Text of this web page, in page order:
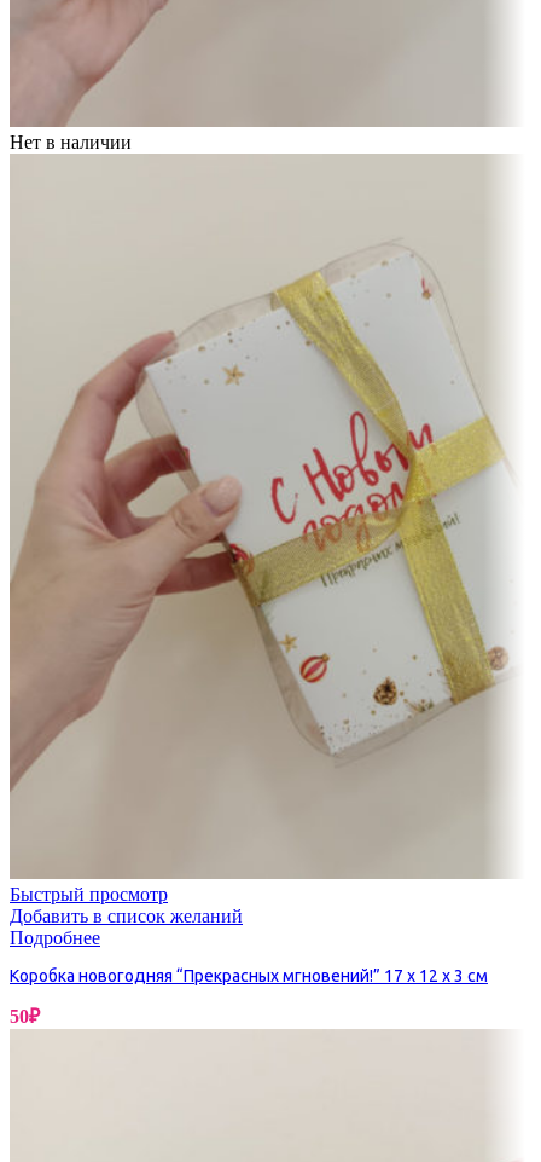
Нет в наличии
Быстрый просмотр
Добавить в список желаний
Подробнее
Коробка новогодняя “Прекрасных мгновений!” 17 х 12 х 3 см
50₽